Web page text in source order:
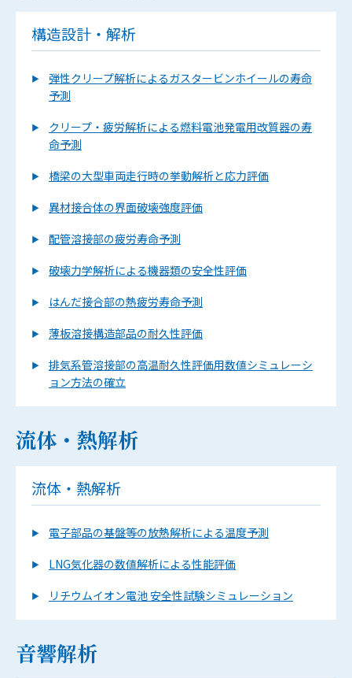
構造設計・解析
弾性クリープ解析によるガスタービンホイールの寿命
予測
クリープ・疲労解析による燃料電池発電用改質器の寿
命予測
橋梁の大型車両走行時の挙動解析と応力評価
異材接合体の界面破壊強度評価
配管溶接部の疲労寿命予測
破壊力学解析による機器類の安全性評価
はんだ接合部の熱疲労寿命予測
薄板溶接構造部品の耐久性評価
排気系管溶接部の高温耐久性評価用数値シミュレーシ
ョン方法の確立
流体・熱解析
流体・熱解析
電子部品の基盤等の放熱解析による温度予測
LNG気化器の数値解析による性能評価
リチウムイオン電池 安全性試験シミュレーション
音響解析